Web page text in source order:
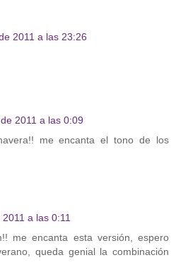
2011 a las 23:26
2011 a las 0:09
me encanta el tono de los
a las 0:11
me encanta esta versión, espero
queda genial la combinación